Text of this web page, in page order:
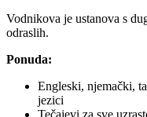
Vodnikova je ustanova s
odraslih.
Ponuda:
Engleski, njemački,
jezici